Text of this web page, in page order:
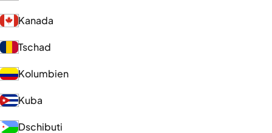
Kanada
Tschad
Kolumbien
Kuba
Dschibuti